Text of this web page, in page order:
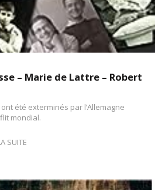
– Marie de Lattre – Robert
été exterminés par l’Allemagne
mondial.
SUITE